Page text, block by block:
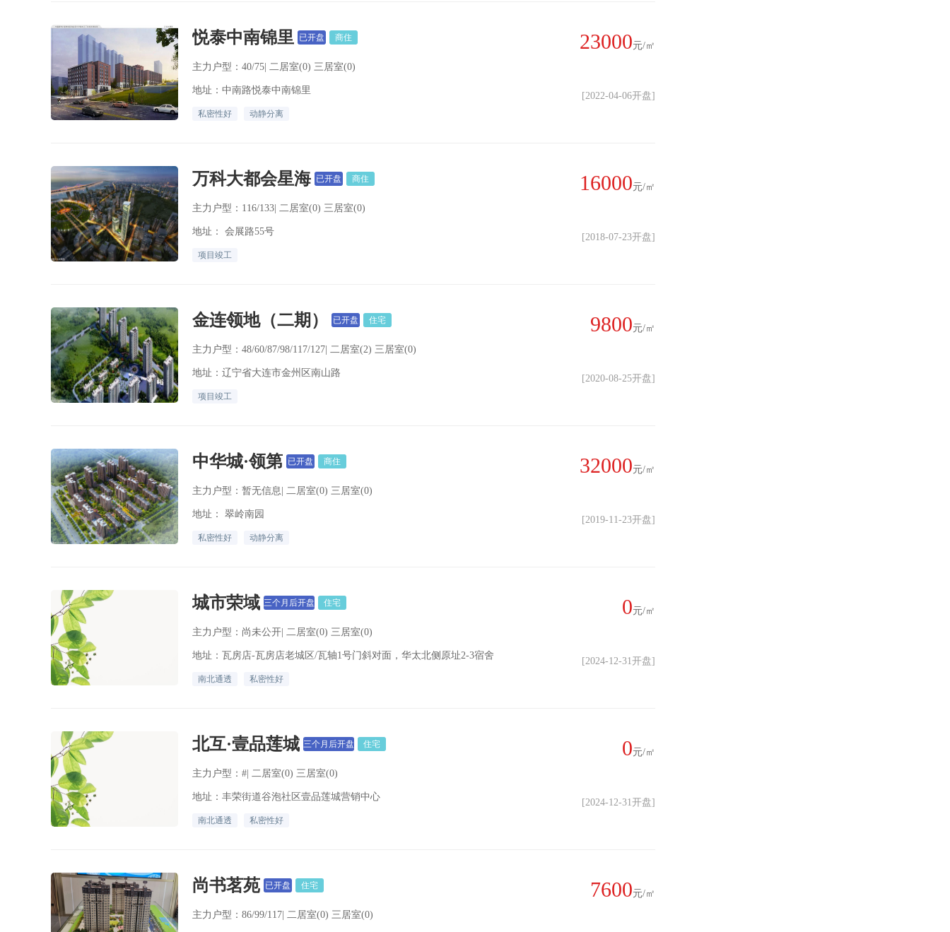
悦泰中南锦里 已开盘 商住
主力户型：40/75| 二居室(0) 三居室(0)
地址：中南路悦泰中南锦里
私密性好 动静分离
23000元/㎡
[2022-04-06开盘]
万科大都会星海 已开盘 商住
主力户型：116/133| 二居室(0) 三居室(0)
地址： 会展路55号
项目竣工
16000元/㎡
[2018-07-23开盘]
金连领地（二期） 已开盘 住宅
主力户型：48/60/87/98/117/127| 二居室(2) 三居室(0)
地址：辽宁省大连市金州区南山路
项目竣工
9800元/㎡
[2020-08-25开盘]
中华城·领第 已开盘 商住
主力户型：暂无信息| 二居室(0) 三居室(0)
地址： 翠岭南园
私密性好 动静分离
32000元/㎡
[2019-11-23开盘]
城市荣域 三个月后开盘 住宅
主力户型：尚未公开| 二居室(0) 三居室(0)
地址：瓦房店-瓦房店老城区/瓦轴1号门斜对面，华太北侧原址2-3宿舍
南北通透 私密性好
0元/㎡
[2024-12-31开盘]
北互·壹品莲城 三个月后开盘 住宅
主力户型：#| 二居室(0) 三居室(0)
地址：丰荣街道谷泡社区壹品莲城营销中心
南北通透 私密性好
0元/㎡
[2024-12-31开盘]
尚书茗苑 已开盘 住宅
主力户型：86/99/117| 二居室(0) 三居室(0)
7600元/㎡